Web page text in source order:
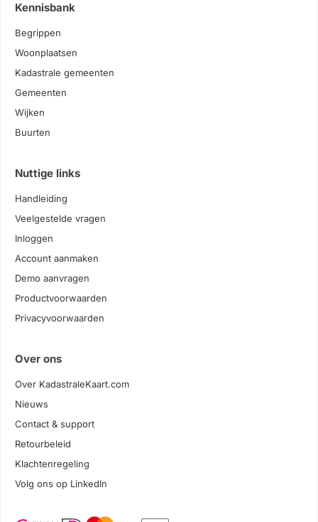
Kennisbank
Begrippen
Woonplaatsen
Kadastrale gemeenten
Gemeenten
Wijken
Buurten
Nuttige links
Handleiding
Veelgestelde vragen
Inloggen
Account aanmaken
Demo aanvragen
Productvoorwaarden
Privacyvoorwaarden
Over ons
Over KadastraleKaart.com
Nieuws
Contact & support
Retourbeleid
Klachtenregeling
Volg ons op LinkedIn